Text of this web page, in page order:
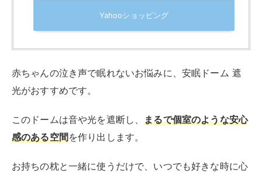
Yahooショッピング
赤ちゃんの泣き声で眠れないお悩みに、安眠ドーム 遮
光がおすすめです。
このドームは音や光を遮断し、まるで個室のような安心
感のある空間を作り出します。
お持ちの枕と一緒に使うだけで、いつでも好きな時に心